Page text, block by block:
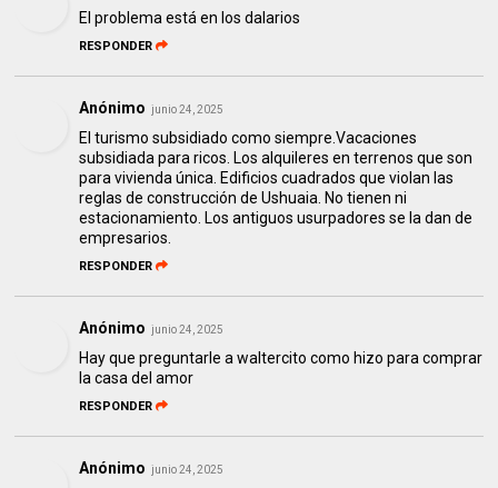
El problema está en los dalarios
RESPONDER
Anónimo junio 24, 2025
El turismo subsidiado como siempre.Vacaciones
subsidiada para ricos. Los alquileres en terrenos que son
para vivienda única. Edificios cuadrados que violan las
reglas de construcción de Ushuaia. No tienen ni
estacionamiento. Los antiguos usurpadores se la dan de
empresarios.
RESPONDER
Anónimo junio 24, 2025
Hay que preguntarle a waltercito como hizo para comprar
la casa del amor
RESPONDER
Anónimo junio 24, 2025